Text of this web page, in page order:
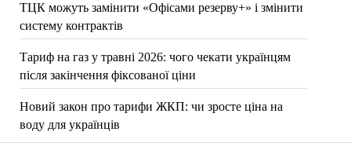
ТЦК можуть замінити «Офісами резерву+» і змінити
систему контрактів
Тариф на газ у травні 2026: чого чекати українцям
після закінчення фіксованої ціни
Новий закон про тарифи ЖКП: чи зросте ціна на
воду для українців